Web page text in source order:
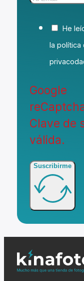
He
la política
Google
Clave de
válida.
Suscribirme